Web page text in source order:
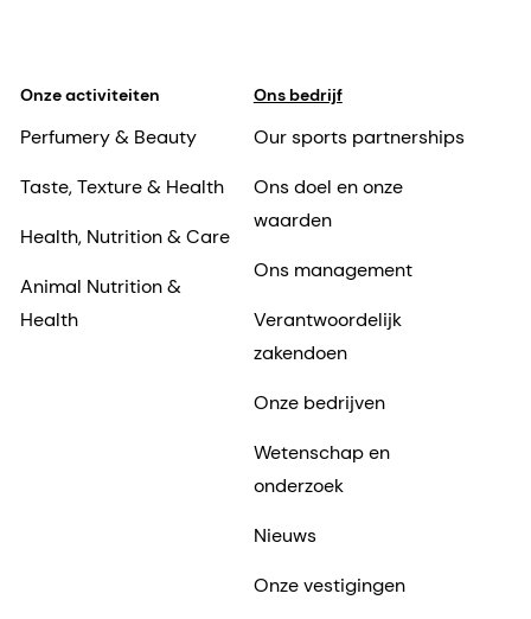
Onze activiteiten
Perfumery & Beauty
Taste, Texture & Health
Health, Nutrition & Care
Animal Nutrition &
Health
Ons bedrijf
Our sports partnerships
Ons doel en onze
waarden
Ons management
Verantwoordelijk
zakendoen
Onze bedrijven
Wetenschap en
onderzoek
Nieuws
Onze vestigingen